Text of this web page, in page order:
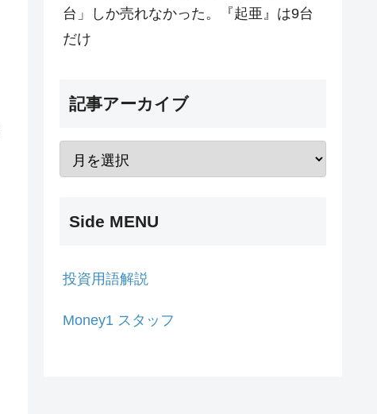
台」しか売れなかった。『起亜』は9台
だけ
記事アーカイブ
Side MENU
投資用語解説
Money1 スタッフ